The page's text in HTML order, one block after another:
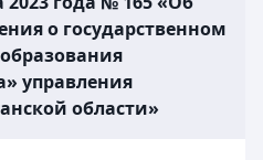
о государственном
управления
области»